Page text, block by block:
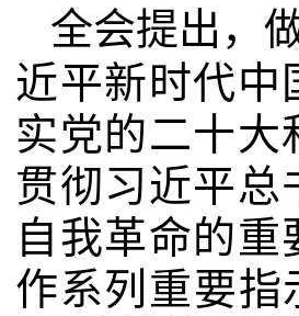
全会提出，
近平新时代中
实党的二十大
贯彻习近平总
自我革命的
作系列重要指